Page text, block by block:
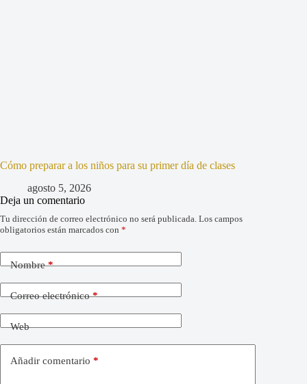
Cómo preparar a los niños para su primer día de clases
agosto 5, 2026
Deja un comentario
Tu dirección de correo electrónico no será publicada. Los campos
obligatorios están marcados con *
Nombre*
Correo electrónico*
Web
Añadir comentario *